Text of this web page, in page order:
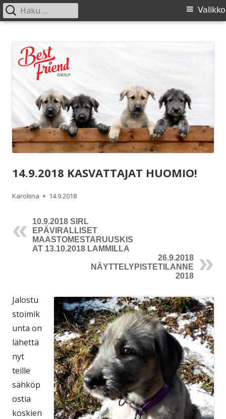
sisältöön
Ensisijainen
Valikko
Haku:
14.9.2018 KASVATTAJAT HUOMIO!
Kirjoittaja
Karoliina Julkaistu
14.9.2018
10.9.2018 SIRL
EPÄVIRALLISET
MAASTOMESTARUUSKIS
AT 13.10.2018 LAMMILLA
26.9.2018
NÄYTTELYPISTETILANNE
2018
Jalostu
stoimik
unta on
lähettä
nyt
teille
sähköp
ostia
koskien